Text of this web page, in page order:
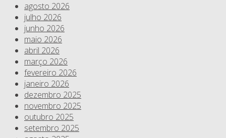
agosto 2026
julho 2026
junho 2026
maio 2026
abril 2026
março 2026
fevereiro 2026
janeiro 2026
dezembro 2025
novembro 2025
outubro 2025
setembro 2025